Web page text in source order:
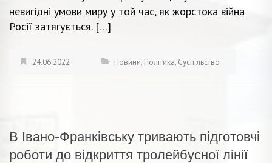
невигідні умови миру у той час, як жорстока війна
Росії затягується. […]
24.06.2022 Новини, Політика, Суспільство
В Івано-Франківську тривають підготовчі
роботи до відкриття тролейбусної лінії